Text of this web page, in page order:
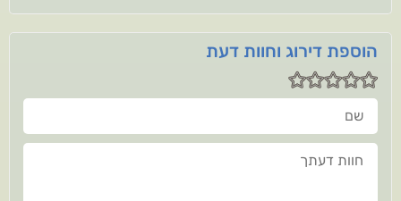
הוספת דירוג וחוות דעת
שם
חוות דעתך